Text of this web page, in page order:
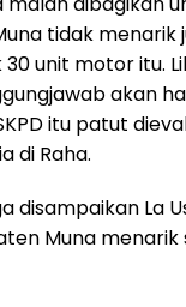
tidak
unit motor itu.
akan
itu patut
di Raha.
disampaikan La
Muna